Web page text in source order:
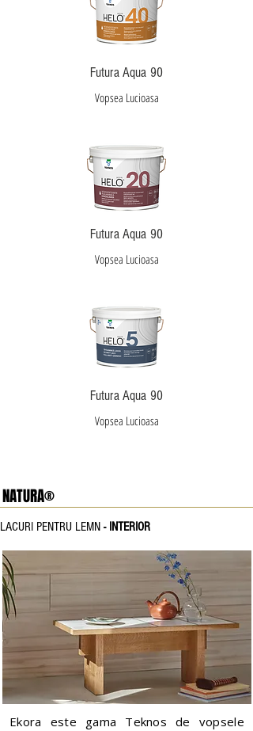
Futura Aqua 90
Vopsea Lucioasa
Futura Aqua 90
Vopsea Lucioasa
Futura Aqua 90
Vopsea Lucioasa
NATURA®
LACURI PENTRU LEMN - INTERIOR
Ekora este gama Teknos de vopsele